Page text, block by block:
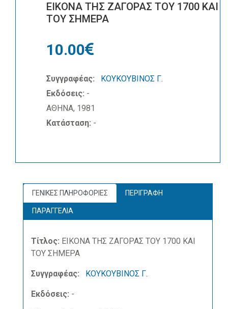
ΕΙΚΟΝΑ ΤΗΣ ΖΑΓΟΡΑΣ ΤΟΥ 1700 ΚΑΙ
ΤΟΥ ΣΗΜΕΡΑ
10.00
Συγγραφέας:
ΚΟΥΚΟΥΒΙΝΟΣ Γ.
Εκδόσεις: -
ΑΘΗΝΑ, 1981
Κατάσταση: -
ΓΕΝΙΚΕΣ ΠΛΗΡΟΦΟΡΙΕΣ ΠΕΡΙΓΡΑΦΗ
ΠΑΡΑΓΓΕΛΙΑ
Τίτλος: ΕΙΚΟΝΑ ΤΗΣ ΖΑΓΟΡΑΣ ΤΟΥ 1700 ΚΑΙ
ΤΟΥ ΣΗΜΕΡΑ
Συγγραφέας: ΚΟΥΚΟΥΒΙΝΟΣ Γ.
Εκδόσεις: -